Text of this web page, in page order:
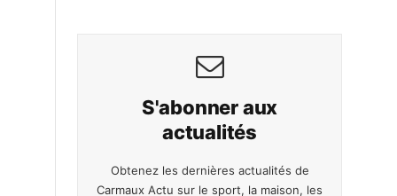
S'abonner aux
actualités
Obtenez les dernières actualités de
Carmaux Actu sur le sport, la maison, les